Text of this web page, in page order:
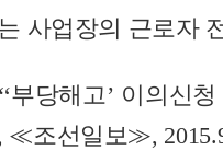
사업장의 근로자
부당해고’ 이의신
≪조선일보≫,